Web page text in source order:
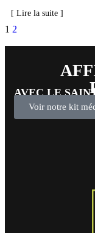
[ Lire la suite ]
1 2
AVEC LE
Voir notre kit